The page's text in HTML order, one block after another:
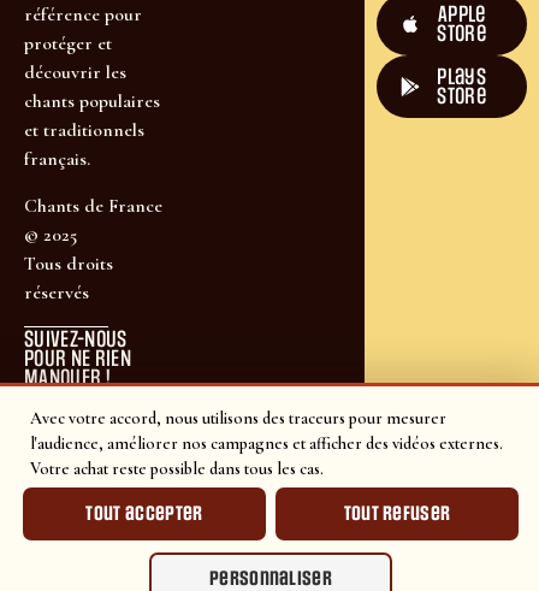
Avec votre accord, nous utilisons des traceurs pour mesurer
l'audience, améliorer nos campagnes et afficher des vidéos externes.
Votre achat reste possible dans tous les cas.
Tout accepter Tout refuser
Personnaliser
référence pour
protéger et
découvrir les
chants populaires
et traditionnels
français.
Chants de France
© 2025
Tous droits
réservés
SUIVEZ-NOUS
POUR NE RIEN
MANQUER !
Apple
Store
plays
store